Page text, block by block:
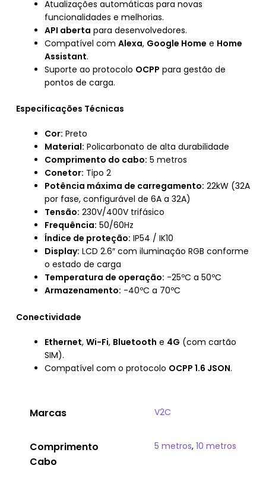
Atualizações automáticas para novas
funcionalidades e melhorias.
API aberta para desenvolvedores.
Compatível com Alexa, Google Home e Home
Assistant.
Suporte ao protocolo OCPP para gestão de
pontos de carga.
Especificações Técnicas
Cor: Preto
Material: Policarbonato de alta durabilidade
Comprimento do cabo: 5 metros
Conetor: Tipo 2
Potência máxima de carregamento: 22kW (32A
por fase, configurável de 6A a 32A)
Tensão: 230V/400V trifásico
Frequência: 50/60Hz
Índice de proteção: IP54 / IK10
Display: LCD 2.6″ com iluminação RGB conforme
o estado de carga
Temperatura de operação: -25ºC a 50ºC
Armazenamento: -40ºC a 70ºC
Conectividade
Ethernet, Wi-Fi, Bluetooth e 4G (com cartão
SIM).
Compatível com o protocolo OCPP 1.6 JSON.
Marcas V2C
Comprimento
Cabo
5 metros, 10 metros